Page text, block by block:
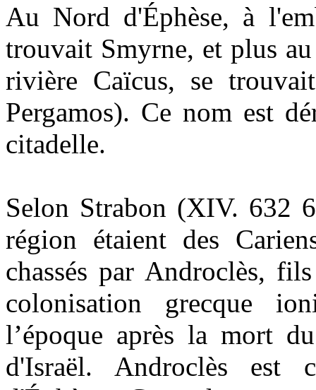
Au Nord d'Éphèse, à
trouvait Smyrne, et plus
rivière Caïcus, se
Pergamos). Ce nom est
citadelle.
Selon Strabon (XIV. 632
région étaient des
chassés par Androclès,
colonisation grecque
l’époque après la mort
d'Israël. Androclès est